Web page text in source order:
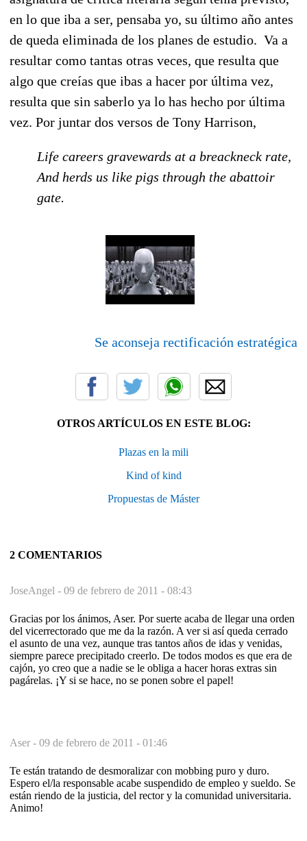
en lo que iba a ser, pensaba yo, su último año antes
de queda eliminada de los planes de estudio. Va a
resultar como tantas otras veces, que resulta que
algo que creías que ibas a hacer por última vez,
resulta que sin saberlo ya lo has hecho por última
vez. Por juntar dos versos de Tony Harrison,
Life careers gravewards at a breackneck rate,
And herds us like pigs through the abattoir
gate.
Se aconseja rectificación estratégica
OTROS ARTÍCULOS EN ESTE BLOG:
Plazas en la mili
Kind of kind
Propuestas de Máster
2 COMENTARIOS
JoseAngel - 09 de febrero de 2011 - 08:43
Gracias por los ánimos, Aser. Por suerte acaba de llegar una orden
del vicerrectorado que me da la razón. A ver si así queda cerrado
el asunto de una vez, aunque tras tantos años de idas y venidas,
siempre parece precipitado creerlo. De todos modos es que era de
cajón, yo creo que a nadie se le obliga a hacer horas extras sin
pagárelas. ¡Y si se hace, no se ponen sobre el papel!
Aser - 09 de febrero de 2011 - 01:46
Te están tratando de desmoralizar con mobbing puro y duro.
Espero el/la responsable acabe suspendido de empleo y sueldo. Se
están riendo de la justicia, del rector y la comunidad universitaria.
Animo!